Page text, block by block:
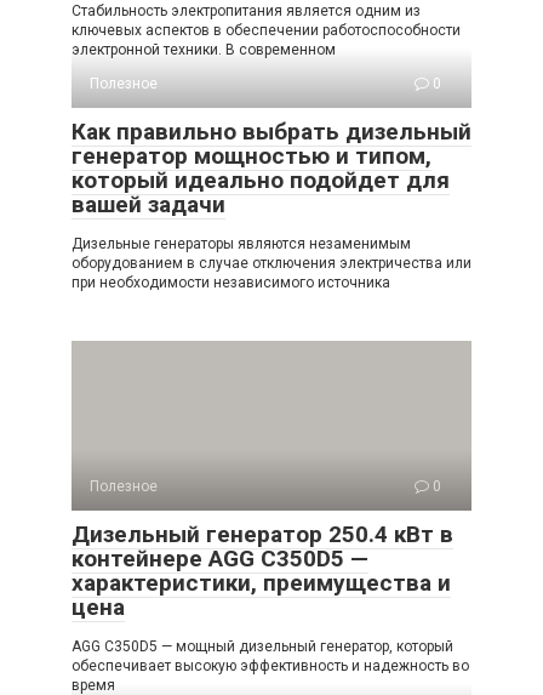
Стабильность электропитания является одним из
ключевых аспектов в обеспечении работоспособности
электронной техники. В современном
Полезное
0
Как правильно выбрать дизельный
генератор мощностью и типом,
который идеально подойдет для
вашей задачи
Дизельные генераторы являются незаменимым
оборудованием в случае отключения электричества или
при необходимости независимого источника
Полезное 0
Дизельный генератор 250.4 кВт в
контейнере AGG C350D5 —
характеристики, преимущества и
цена
AGG C350D5 — мощный дизельный генератор, который
обеспечивает высокую эффективность и надежность во
время